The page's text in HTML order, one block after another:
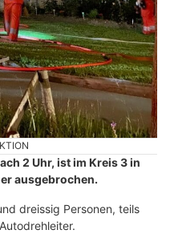
2 Uhr, ist im Kreis 3 in
ausgebrochen.
dreissig Personen, teils